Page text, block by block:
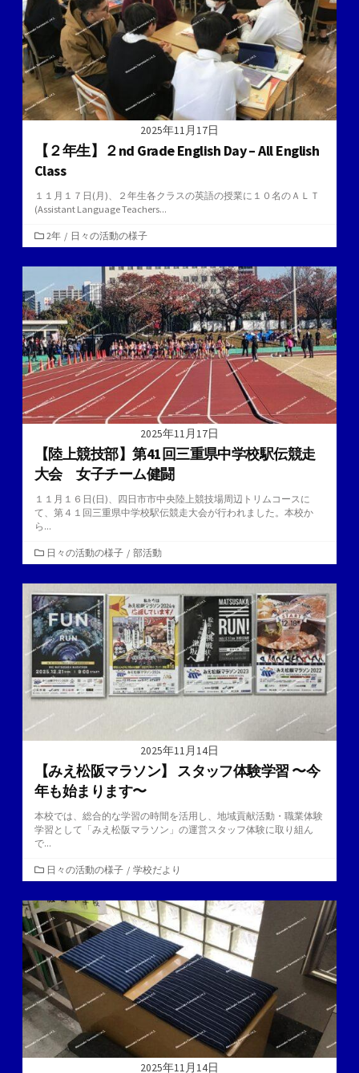
2025年11月17日
【２年生】２nd Grade English Day – All English
Class
１１月１７日(月)、２年生各クラスの英語の授業に１０名のＡＬＴ
(Assistant Language Teachers...
カ
テ
ゴ
ー
2年 / 日々の活動の様子
2025年11月17日
【陸上競技部】第41回三重県中学校駅伝競走
大会 女子チーム健闘
１１月１６日(日)、四日市市中央陸上競技場周辺トリムコースに
て、第４１回三重県中学校駅伝競走大会が行われました。本校か
ら...
カ
テ
ゴ
リ
ー
日々の活動の様子 / 部活動
2025年11月14日
【みえ松阪マラソン】 スタッフ体験学習 〜今
年も始まります〜
本校では、総合的な学習の時間を活用し、地域貢献活動・職業体験
学習として「みえ松阪マラソン」の運営スタッフ体験に取り組ん
で...
カ
テ
ゴ
リ
ー
日々の活動の様子 / 学校だより
2025年11月14日